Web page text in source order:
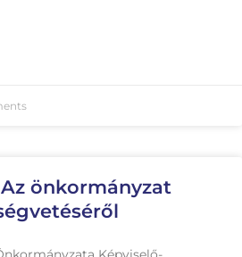
Az önkormányzat